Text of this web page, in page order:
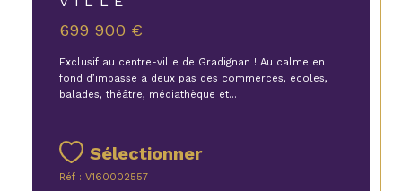
699 900 €
Exclusif au centre-ville de Gradignan ! Au calme en
fond d’impasse à deux pas des commerces, écoles,
balades, théâtre, médiathèque et...
Sélectionner
Réf : V160002557